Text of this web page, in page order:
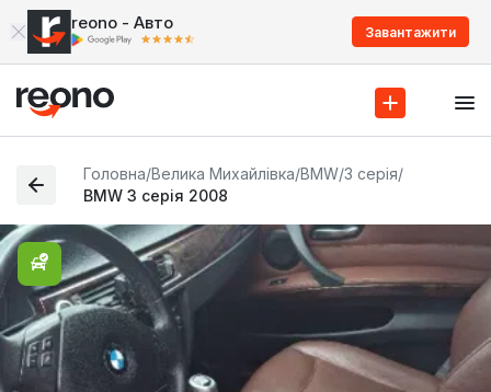
reono - Авто Завантажити
Головна/Велика Михайлівка/BMW/3 серія/
BMW 3 серія 2008